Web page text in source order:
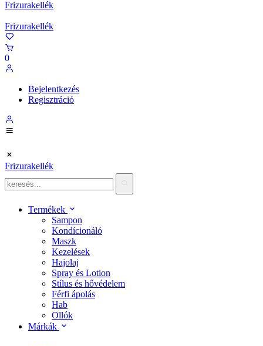
Frizurakellék
Frizurakellék
0
Bejelentkezés
Regisztráció
Frizurakellék
Termékek
Sampon
Kondícionáló
Maszk
Kezelések
Hajolaj
Spray és Lotion
Stílus és hővédelem
Férfi ápolás
Hab
Ollók
Márkák